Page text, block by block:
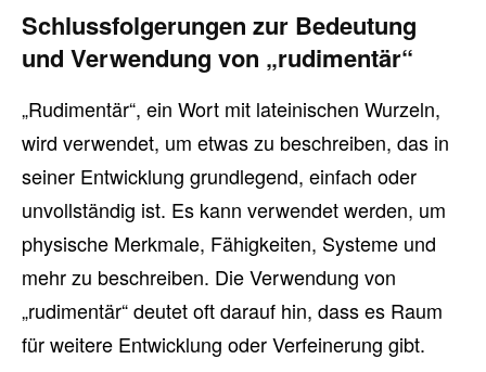
Schlussfolgerungen zur Bedeutung
und Verwendung von „rudimentär“
„Rudimentär“, ein Wort mit lateinischen Wurzeln,
wird verwendet, um etwas zu beschreiben, das in
seiner Entwicklung grundlegend, einfach oder
unvollständig ist. Es kann verwendet werden, um
physische Merkmale, Fähigkeiten, Systeme und
mehr zu beschreiben. Die Verwendung von
„rudimentär“ deutet oft darauf hin, dass es Raum
für weitere Entwicklung oder Verfeinerung gibt.